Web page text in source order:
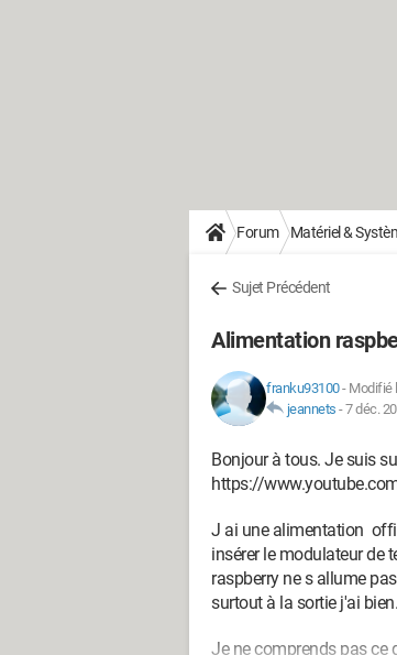
Forum Matériel &
Sujet Précédent
Alimentation
franku93100- Modifié
jeannets -7 déc.
Bonjour à tous. Je suis
https://
J ai une alimentation
insérer le modulateur de
raspberry ne s allume
surtout à la sortie j'ai bien.
Je ne comprends pas ce